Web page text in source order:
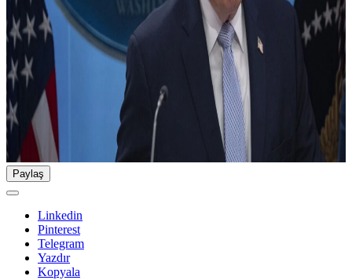
Paylaş
Linkedin
Pinterest
Telegram
Yazdır
Kopyala